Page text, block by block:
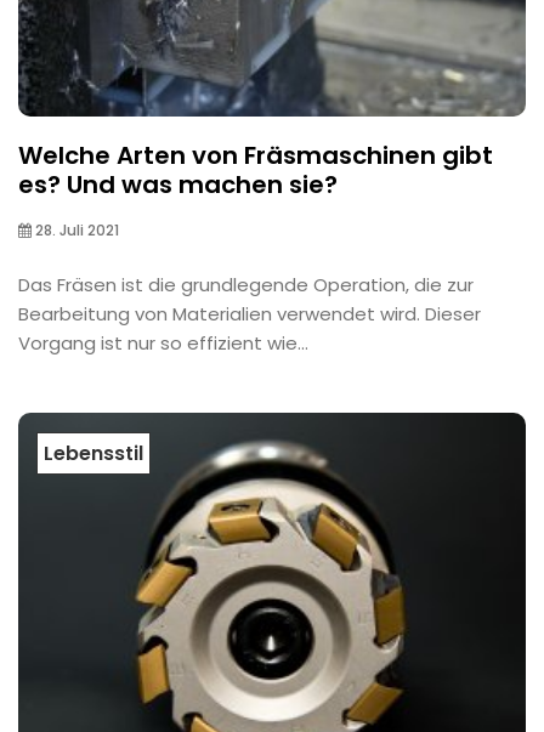
Welche Arten von Fräsmaschinen gibt
es? Und was machen sie?
28. Juli 2021
Das Fräsen ist die grundlegende Operation, die zur
Bearbeitung von Materialien verwendet wird. Dieser
Vorgang ist nur so effizient wie...
Lebensstil